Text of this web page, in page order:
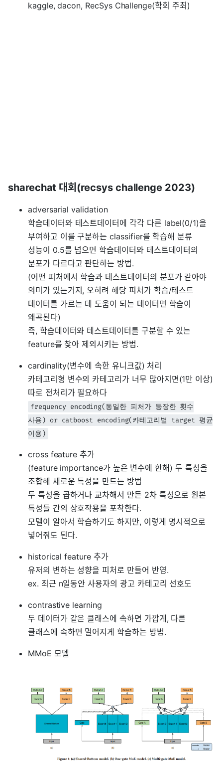
kaggle, dacon, RecSys Challenge(학회 주최)
sharechat 대회(recsys challenge 2023)
adversarial validation
학습데이터와 테스트데이터에 각각 다른 label(0/1)을
부여하고 이를 구분하는 classifier를 학습해 분류
성능이 0.5를 넘으면 학습데이터와 테스트데이터의
분포가 다르다고 판단하는 방법.
(어떤 피처에서 학습과 테스트데이터의 분포가 같아야
의미가 있는거지, 오히려 해당 피처가 학습/테스트
데이터를 가르는 데 도움이 되는 데이터면 학습이
왜곡된다)
즉, 학습데이터와 테스트데이터를 구분할 수 있는
feature를 찾아 제외시키는 방법.
cardinality(변수에 속한 유니크값) 처리
카테고리형 변수의 카테고리가 너무 많아지면(1만 이상)
따로 전처리가 필요하다
frequency encoding(동일한 피처가 등장한 횟수
사용) or catboost encoding(카테고리별 target 평균
이용)
cross feature 추가
(feature importance가 높은 변수에 한해) 두 특성을
조합해 새로운 특성을 만드는 방법
두 특성을 곱하거나 교차해서 만든 2차 특성으로 원본
특성들 간의 상호작용을 포착한다.
모델이 알아서 학습하기도 하지만, 이렇게 명시적으로
넣어줘도 된다.
historical feature 추가
유저의 변하는 성향을 피처로 만들어 반영.
ex. 최근 n일동안 사용자의 광고 카테고리 선호도
contrastive learning
두 데이터가 같은 클래스에 속하면 가깝게, 다른
클래스에 속하면 멀어지게 학습하는 방법.
MMoE 모델